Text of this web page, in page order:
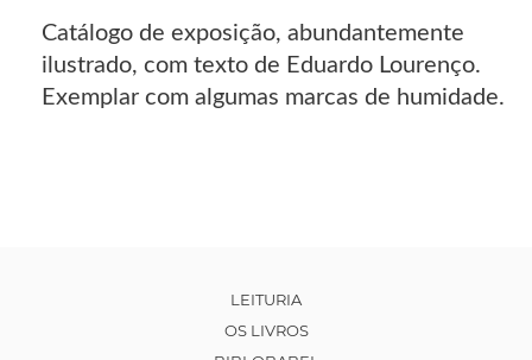
Catálogo de exposição, abundantemente
ilustrado, com texto de Eduardo Lourenço.
Exemplar com algumas marcas de humidade.
LEITURIA
OS LIVROS